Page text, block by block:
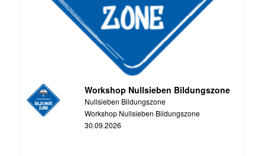
Workshop Nullsieben Bildungszone
Nullsieben Bildungszone
Workshop Nullsieben Bildungszone
30.09.2026